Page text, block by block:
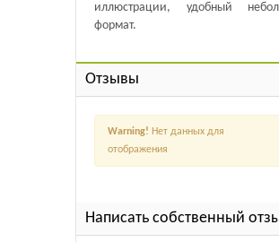
иллюстрации, удобный
формат.
Отзывы
Warning! Нет данных для
отображения
Написать собственный